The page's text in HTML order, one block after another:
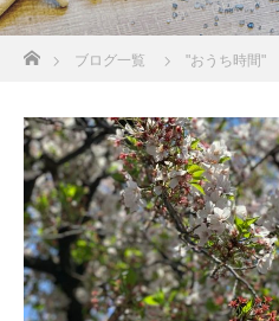
ブログ一覧 "おうち時間"